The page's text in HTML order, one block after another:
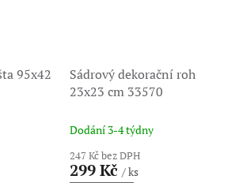
95x42
Sádrový dekorační roh
23x23 cm 33570
Dodání 3-4 týdny
247 Kč bez DPH
299 Kč / ks